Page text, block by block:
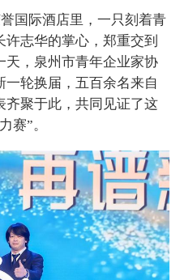
国际酒店里，一只刻着青
志华的掌心，郑重交到
天，泉州市青年企业家协
轮换届，五百余名来自
齐聚于此，共同见证了这
赛”。